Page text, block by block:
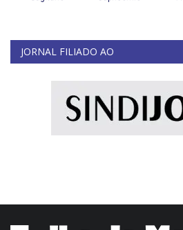
JORNAL FILIADO AO